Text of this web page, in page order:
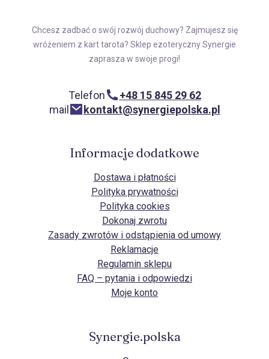
Chcesz zadbać o swój rozwój duchowy? Zajmujesz się
wróżeniem z kart tarota? Sklep ezoteryczny Synergie
zaprasza w swoje progi!
Telefon
+48 15 845 29 62
mail
kontakt@synergiepolska.pl
Informacje dodatkowe
Dostawa i płatności
Polityka prywatności
Polityka cookies
Dokonaj zwrotu
Zasady zwrotów i odstąpienia od umowy
Reklamacje
Regulamin sklepu
FAQ – pytania i odpowiedzi
Moje konto
Synergie.polska